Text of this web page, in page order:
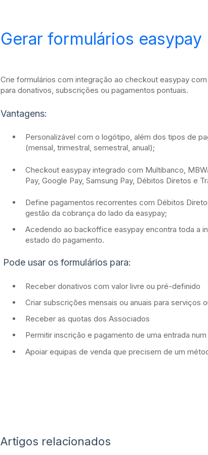
Gerar formulários easypay
Crie formulários com integração ao checkout easypay
para donativos, subscrições ou pagamentos pontuais.
Vantagens:
Personalizável com o logótipo, além dos tipos de
(mensal, trimestral, semestral, anual);
Checkout easypay integrado com Multibanco,
Pay, Google Pay, Samsung Pay, Débitos Diretos e
Define pagamentos recorrentes com Débitos
gestão da cobrança do lado da easypay;
Acedendo ao backoffice easypay encontra toda a
estado do pagamento.
Pode usar os formulários para:
Receber donativos com valor livre ou pré-definido
Criar subscrições mensais ou anuais para serviços
Receber as quotas dos Associados
Permitir inscrição e pagamento de uma entrada
Apoiar equipas de venda que precisem de um
Artigos relacionados